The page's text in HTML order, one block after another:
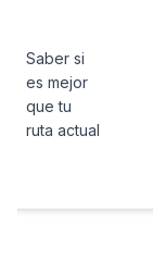
Saber si
es mejor
que tu
ruta actual